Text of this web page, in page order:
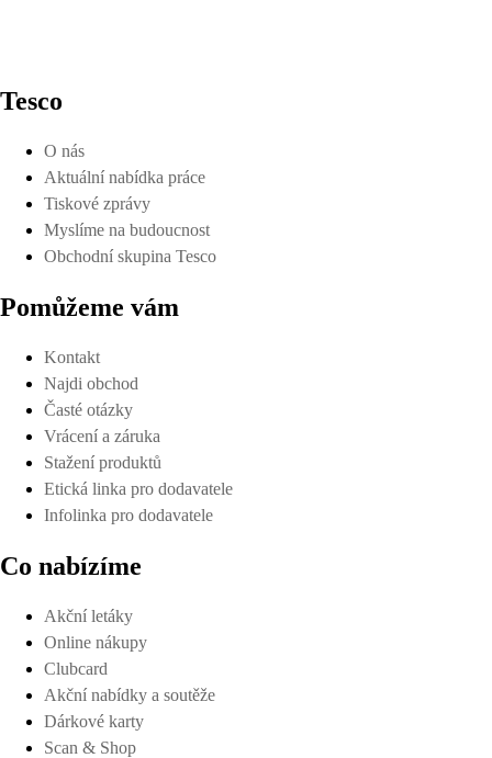
Tesco
O nás
Aktuální nabídka práce
Tiskové zprávy
Myslíme na budoucnost
Obchodní skupina Tesco
Pomůžeme vám
Kontakt
Najdi obchod
Časté otázky
Vrácení a záruka
Stažení produktů
Etická linka pro dodavatele
Infolinka pro dodavatele
Co nabízíme
Akční letáky
Online nákupy
Clubcard
Akční nabídky a soutěže
Dárkové karty
Scan & Shop